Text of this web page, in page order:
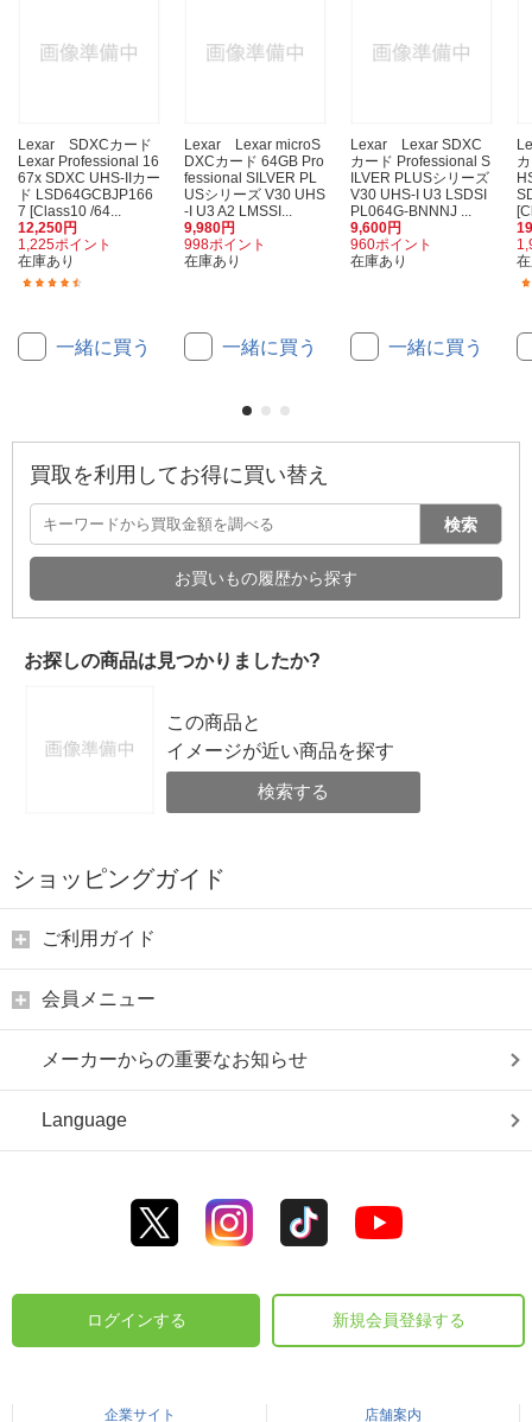
Lexar SDXCカード
Lexar Professional 16
67x SDXC UHS-IIカー
ド LSD64GCBJP166
7 [Class10 /64...
12,250円
1,225ポイント
在庫あり
一緒に買う
Lexar Lexar microS
DXCカード 64GB Pro
fessional SILVER PL
USシリーズ V30 UHS
-I U3 A2 LMSSI...
9,980円
998ポイント
在庫あり
一緒に買う
Lexar Lexar SDXC
カード Professional S
ILVER PLUSシリーズ
V30 UHS-I U3 LSDSI
PL064G-BNNNJ ...
9,600円
960ポイント
在庫あり
一緒に買う
買取を利用してお得に買い替え
検索
お買いもの履歴から探す
お探しの商品は見つかりましたか?
この商品と
イメージが近い商品を探す
検索する
ショッピングガイド
ご利用ガイド
会員メニュー
メーカーからの重要なお知らせ
Language
ログインする 新規会員登録する
企業サイト 店舗案内